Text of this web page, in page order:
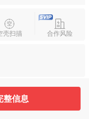
壳扫描 合作风险
整信息